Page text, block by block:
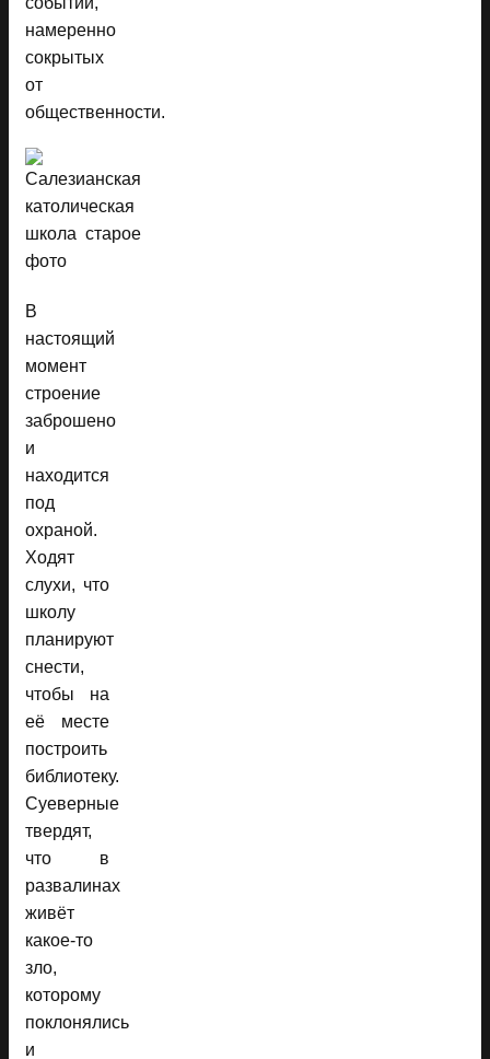
намеренно
сокрытых
от
общественности.
В
настоящий
момент
строение
заброшено
и
находится
под
охраной.
Ходят
слухи, что
школу
планируют
снести,
чтобы на
её месте
построить
библиотеку.
Суеверные
твердят,
что в
развалинах
живёт
какое-то
зло,
которому
поклонялись
и